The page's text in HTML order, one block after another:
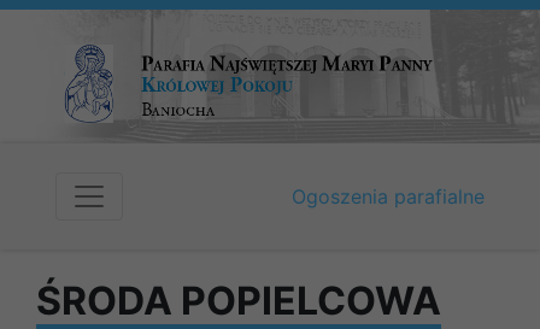
Ogoszenia parafialne
ŚRODA POPIELCOWA